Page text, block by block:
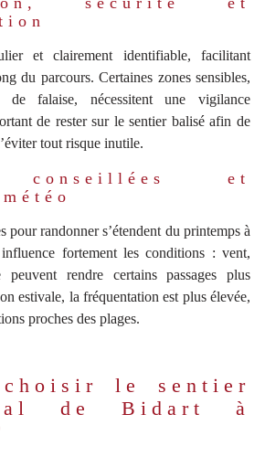
et clairement identifiable, facilitant
du parcours. Certaines zones sensibles,
de falaise, nécessitent une vigilance
de rester sur le sentier balisé afin de
tout risque inutile.
conseillées et
pour randonner s’étendent du printemps à
fortement les conditions : vent,
rendre certains passages plus
estivale, la fréquentation est plus élevée,
proches des plages.
choisir le sentier
de Bidart à